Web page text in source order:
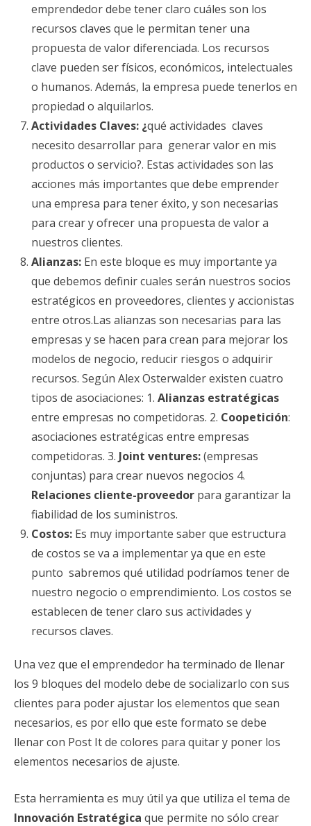
emprendedor debe tener claro cuáles son los
recursos claves que le permitan tener una
propuesta de valor diferenciada. Los recursos
clave pueden ser físicos, económicos, intelectuales
o humanos. Además, la empresa puede tenerlos en
propiedad o alquilarlos.
Actividades Claves: ¿qué actividades claves
necesito desarrollar para generar valor en mis
productos o servicio?. Estas actividades son las
acciones más importantes que debe emprender
una empresa para tener éxito, y son necesarias
para crear y ofrecer una propuesta de valor a
nuestros clientes.
Alianzas: En este bloque es muy importante ya
que debemos definir cuales serán nuestros socios
estratégicos en proveedores, clientes y accionistas
entre otros.Las alianzas son necesarias para las
empresas y se hacen para crean para mejorar los
modelos de negocio, reducir riesgos o adquirir
recursos. Según Alex Osterwalder existen cuatro
tipos de asociaciones: 1. Alianzas estratégicas
entre empresas no competidoras. 2. Coopetición:
asociaciones estratégicas entre empresas
competidoras. 3. Joint ventures:(empresas
conjuntas) para crear nuevos negocios 4.
Relaciones cliente-proveedor para garantizar la
fiabilidad de los suministros.
Costos: Es muy importante saber que estructura
de costos se va a implementar ya que en este
punto sabremos qué utilidad podríamos tener de
nuestro negocio o emprendimiento. Los costos se
establecen de tener claro sus actividades y
recursos claves.
Una vez que el emprendedor ha terminado de llenar
los 9 bloques del modelo debe de socializarlo con sus
clientes para poder ajustar los elementos que sean
necesarios, es por ello que este formato se debe
llenar con Post It de colores para quitar y poner los
elementos necesarios de ajuste.
Esta herramienta es muy útil ya que utiliza el tema de
Innovación Estratégica que permite no sólo crear